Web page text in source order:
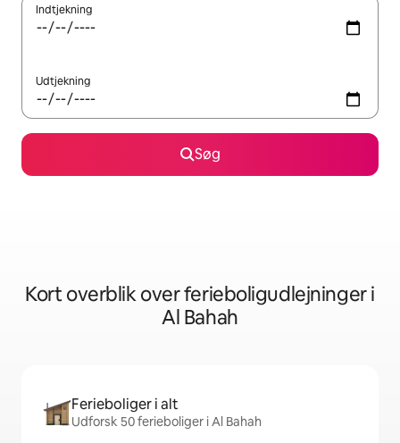
Indtjekning
Udtjekning
Søg
Kort overblik over ferieboligudlejninger i
Al Bahah
Ferieboliger i alt
Udforsk 50 ferieboliger i Al Bahah